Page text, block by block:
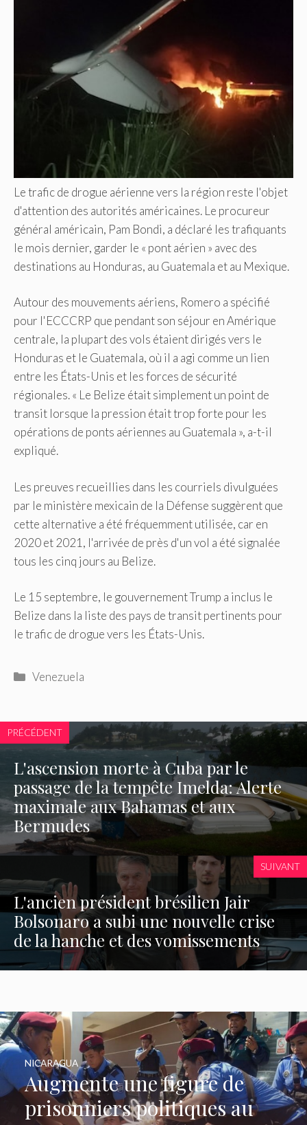
Le trafic de drogue aérienne vers la région reste l'objet
d'attention des autorités américaines. Le procureur
général américain, Pam Bondi, a déclaré les trafiquants
le mois dernier, garder le « pont aérien » avec des
destinations au Honduras, au Guatemala et au Mexique.
Autour des mouvements aériens, Romero a spécifié
pour l'ECCCRP que pendant son séjour en Amérique
centrale, la plupart des vols étaient dirigés vers le
Honduras et le Guatemala, où il a agi comme un lien
entre les États-Unis et les forces de sécurité
régionales. « Le Belize était simplement un point de
transit lorsque la pression était trop forte pour les
opérations de ponts aériennes au Guatemala », a-t-il
expliqué.
Les preuves recueillies dans les courriels divulguées
par le ministère mexicain de la Défense suggèrent que
cette alternative a été fréquemment utilisée, car en
2020 et 2021, l'arrivée de près d'un vol a été signalée
tous les cinq jours au Belize.
Le 15 septembre, le gouvernement Trump a inclus le
Belize dans la liste des pays de transit pertinents pour
le trafic de drogue vers les États-Unis.
Catégories
Venezuela
PRÉCÉDENT
L'ascension morte à Cuba par le
passage de la tempête Imelda: Alerte
maximale aux Bahamas et aux
Bermudes
SUIVANT
L'ancien président brésilien Jair
Bolsonaro a subi une nouvelle crise
de la hanche et des vomissements
Augmente une figure de
prisonniers politiques au
NICARAGUA